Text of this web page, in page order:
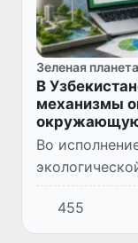
Зеленая планета
В
механизмы
Во
воздействия на окружающую среду и
24 февраля
455